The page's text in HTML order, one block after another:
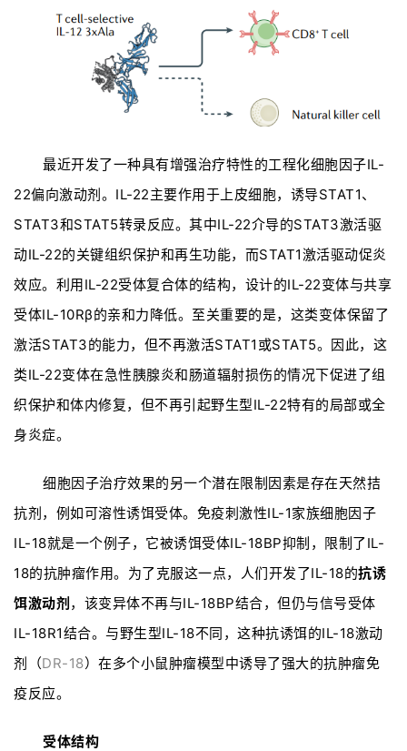
最近开发了一种具有增强治疗特性的工程化细胞因子IL-
22偏向激动剂。IL-22主要作用于上皮细胞，诱导STAT1、
STAT3和STAT5转录反应。其中IL-22介导的STAT3激活驱
动IL-22的关键组织保护和再生功能，而STAT1激活驱动促炎
效应。利用IL-22受体复合体的结构，设计的IL-22变体与共享
受体IL-10Rβ的亲和力降低。至关重要的是，这类变体保留了
激活STAT3的能力，但不再激活STAT1或STAT5。因此，这
类IL-22变体在急性胰腺炎和肠道辐射损伤的情况下促进了组
织保护和体内修复，但不再引起野生型IL-22特有的局部或全
身炎症。
细胞因子治疗效果的另一个潜在限制因素是存在天然拮
抗剂，例如可溶性诱饵受体。免疫刺激性IL-1家族细胞因子
IL-18就是一个例子，它被诱饵受体IL-18BP抑制，限制了IL-
18的抗肿瘤作用。为了克服这一点，人们开发了IL-18的抗诱
饵激动剂 ，该变异体不再与IL-18BP结合，但仍与信号受体
IL-18R1结合。与野生型IL-18不同，这种抗诱饵的IL-18激动
剂（DR-18）在多个小鼠肿瘤模型中诱导了强大的抗肿瘤免
疫反应。
受体结构